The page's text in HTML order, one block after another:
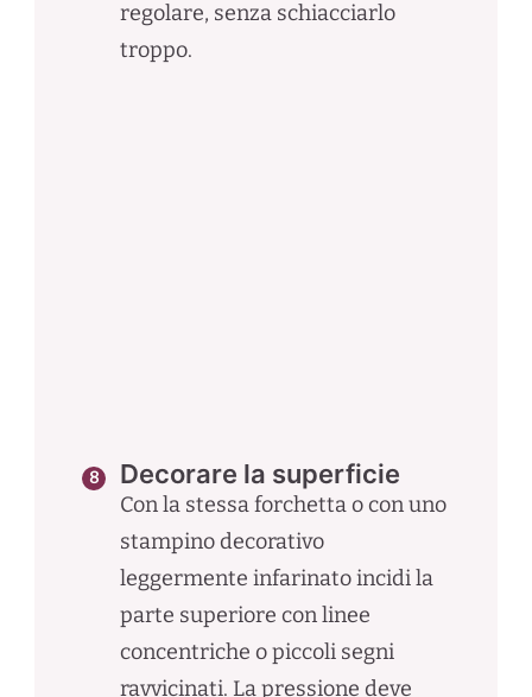
regolare, senza schiacciarlo
troppo.
Decorare la superficie
Con la stessa forchetta o con uno
stampino decorativo
leggermente infarinato incidi la
parte superiore con linee
concentriche o piccoli segni
ravvicinati. La pressione deve